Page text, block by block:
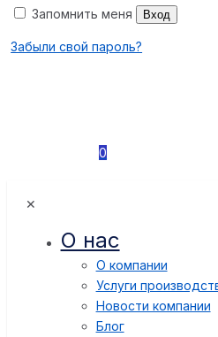
Запомнить меня Вход
Забыли свой пароль?
0
✕
О нас
О компании
Услуги
Новости компании
Блог